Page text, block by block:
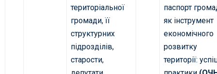
територіальної
громади, її
структурних
підрозділів,
старости,
паспорт
як інструмент
економічного
розвитку
території: